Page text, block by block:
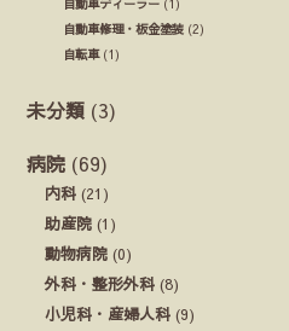
自動車ディーラー (1)
自動車修理・板金塗装 (2)
自転車(1)
未分類 (3)
病院 (69)
内科 (21)
助産院 (1)
動物病院 (0)
外科・整形外科 (8)
小児科・産婦人科 (9)